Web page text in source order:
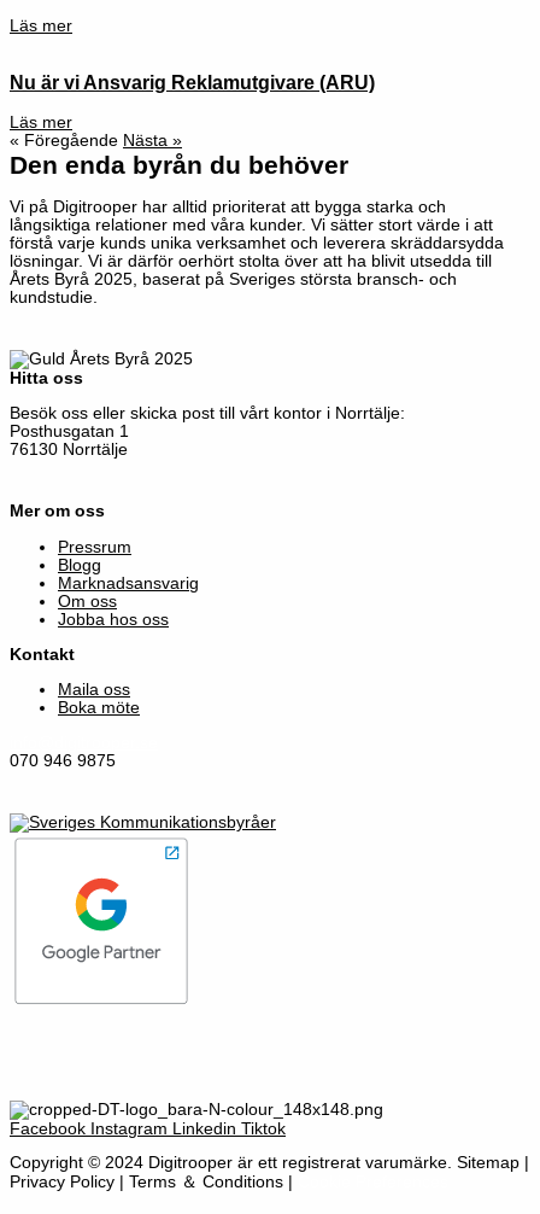
Läs mer
Nu är vi Ansvarig Reklamutgivare (ARU)
Läs mer
« Föregående Nästa »
Den enda byrån du behöver
Vi på Digitrooper har alltid prioriterat att bygga starka och
långsiktiga relationer med våra kunder. Vi sätter stort värde i att
förstå varje kunds unika verksamhet och leverera skräddarsydda
lösningar. Vi är därför oerhört stolta över att ha blivit utsedda till
Årets Byrå 2025, baserat på Sveriges största bransch- och
kundstudie.
Hitta oss
Besök oss eller skicka post till vårt kontor i Norrtälje:
Posthusgatan 1
76130 Norrtälje
Mer om oss
Pressrum
Blogg
Marknadsansvarig
Om oss
Jobba hos oss
Kontakt
Maila oss
Boka möte
070 946 9875
Facebook Instagram Linkedin Tiktok
Copyright © 2024 Digitrooper är ett registrerat varumärke. Sitemap |
Privacy Policy | Terms ＆ Conditions |